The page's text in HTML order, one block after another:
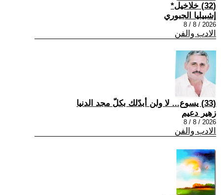
(32) خلاخيل*
إشبيليا الجبوري
2026 / 8 / 8
الادب والفن
(33) يسوع... لا ولن أبدّلك بكلّ مجد الدنيا
زهير دعيم
2026 / 8 / 8
الادب والفن